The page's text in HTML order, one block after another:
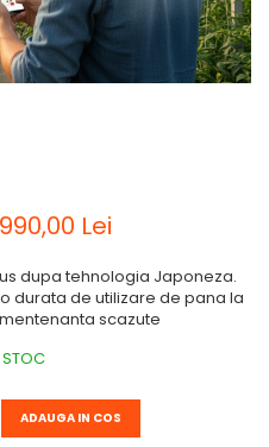
990,00 Lei
dupa tehnologia Japoneza.
durata de utilizare de pana la
scazute
ADAUGA IN COS